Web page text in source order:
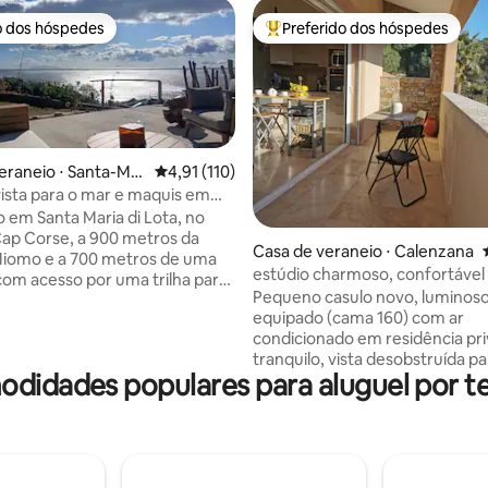
de 5, 47 avaliações
dos hóspedes
dos hóspedes
⋅ Santa-Mar
4,91 de uma avaliação média de 5, 110
4,91 (110)
para o mar e maquis em
em Santa Maria di Lota, no
Corse, a 900 metros da
e a 700 metros de uma
acesso por uma trilha para
com chuveiro e uma
cozinha com sala de jantar.
Entre os melhores preferidos
Preferido dos hóspedes
Casa de veraneio ⋅ Calenzana
estúdio charmoso, confortável
tranquilo, 2 terraços, 1 jardim
Pequeno casulo novo,
equipado (cama 160) com ar
condicionado em residência
tranquilo, vista desobstruída
montanha. 2 terraços, 1 jardim para
compartilhar refeições ao ar
minutos) de carro! Ideal para 2
populares para aluguel por